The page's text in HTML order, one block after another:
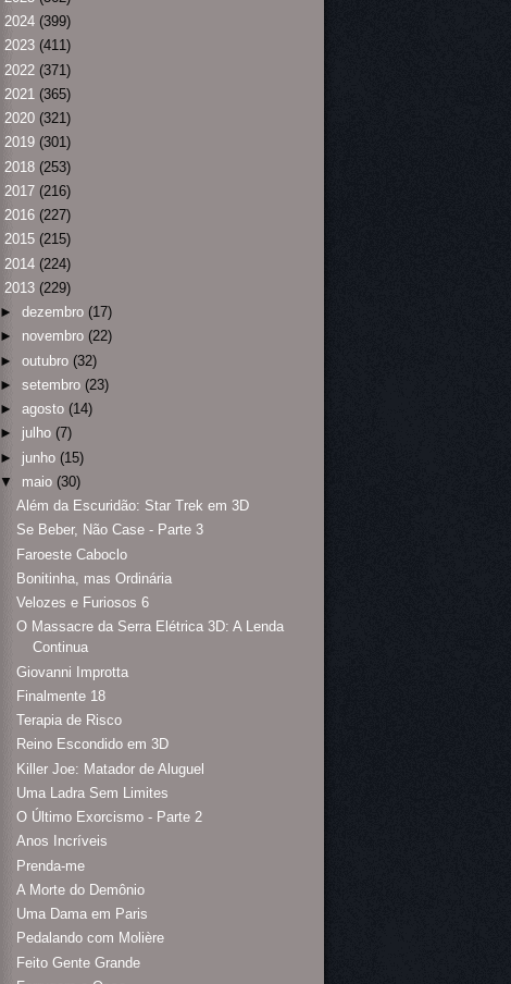
2024 (399)
2023 (411)
2022 (371)
2021 (365)
2020 (321)
2019 (301)
2018 (253)
2017 (216)
2016 (227)
2015 (215)
2014 (224)
2013 (229)
► dezembro (17)
► novembro (22)
► outubro (32)
► setembro (23)
► agosto (14)
► julho (7)
► junho (15)
▼
maio (30)
Além da Escuridão: Star Trek em 3D
Se Beber, Não Case - Parte 3
Faroeste Caboclo
Bonitinha, mas Ordinária
Velozes e Furiosos 6
O Massacre da Serra Elétrica 3D: A Lenda
Continua
Giovanni Improtta
Finalmente 18
Terapia de Risco
Reino Escondido em 3D
Killer Joe: Matador de Aluguel
Uma Ladra Sem Limites
O Último Exorcismo - Parte 2
Anos Incríveis
Prenda-me
A Morte do Demônio
Uma Dama em Paris
Pedalando com Molière
Feito Gente Grande